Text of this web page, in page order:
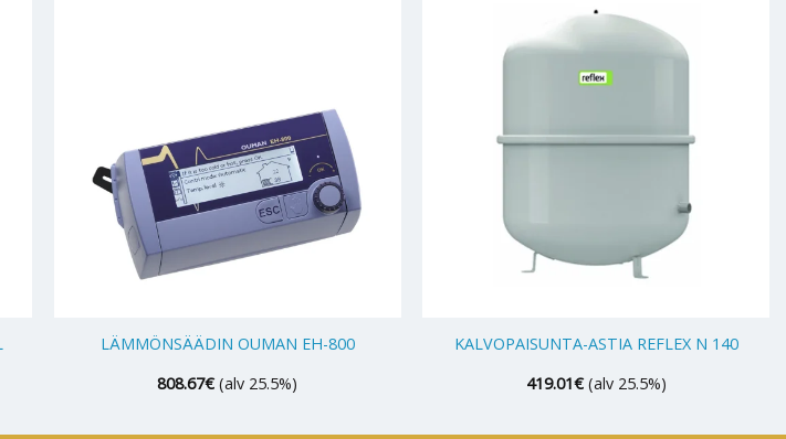
LÄMMÖNSÄÄDIN OUMAN EH-800
808.67€ (alv 25.5%)
KALVOPAISUNTA-ASTIA REFLEX N 140
419.01€ (alv 25.5%)